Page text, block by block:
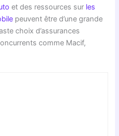
et des ressources sur les
peuvent être d’une grande
choix d’assurances
comme Macif,